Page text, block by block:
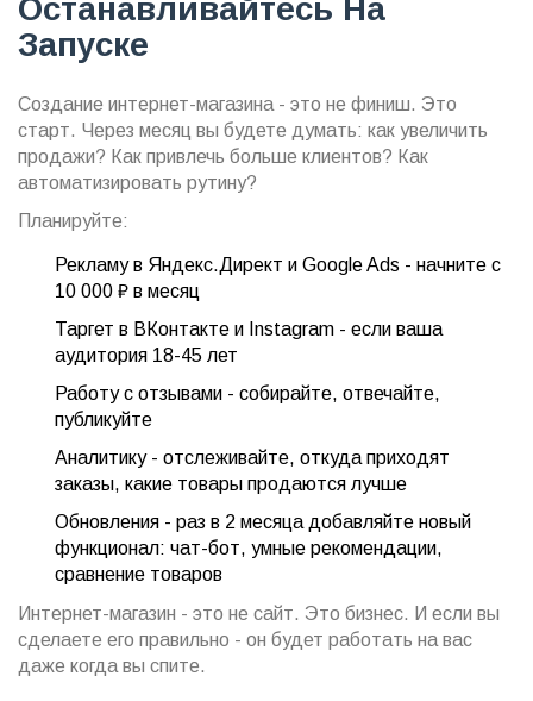
Останавливайтесь На
Запуске
Создание интернет-магазина - это не финиш. Это
старт. Через месяц вы будете думать: как увеличить
продажи? Как привлечь больше клиентов? Как
автоматизировать рутину?
Планируйте:
Рекламу в Яндекс.Директ и Google Ads - начните с
10 000 ₽ в месяц
Таргет в ВКонтакте и Instagram - если ваша
аудитория 18-45 лет
Работу с отзывами - собирайте, отвечайте,
публикуйте
Аналитику - отслеживайте, откуда приходят
заказы, какие товары продаются лучше
Обновления - раз в 2 месяца добавляйте новый
функционал: чат-бот, умные рекомендации,
сравнение товаров
Интернет-магазин - это не сайт. Это бизнес. И если вы
сделаете его правильно - он будет работать на вас
даже когда вы спите.